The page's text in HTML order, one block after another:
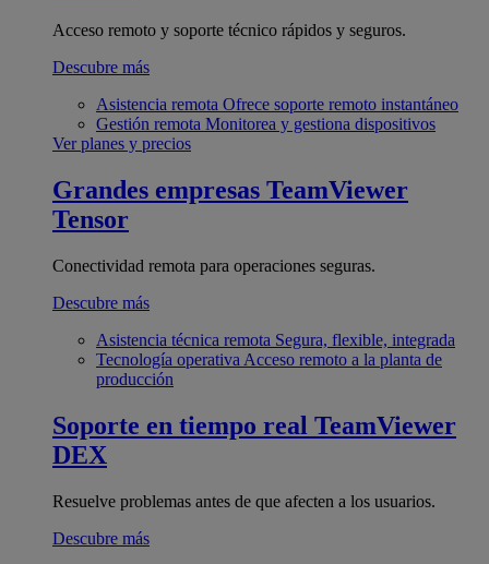
Acceso remoto y soporte técnico rápidos y seguros.
Descubre más
Asistencia remota Ofrece soporte remoto instantáneo
Gestión remota Monitorea y gestiona dispositivos
Ver planes y precios
Grandes empresas TeamViewer
Tensor
Conectividad remota para operaciones seguras.
Descubre más
Asistencia técnica remota Segura, flexible, integrada
Tecnología operativa Acceso remoto a la planta de
producción
Soporte en tiempo real TeamViewer
DEX
Resuelve problemas antes de que afecten a los usuarios.
Descubre más